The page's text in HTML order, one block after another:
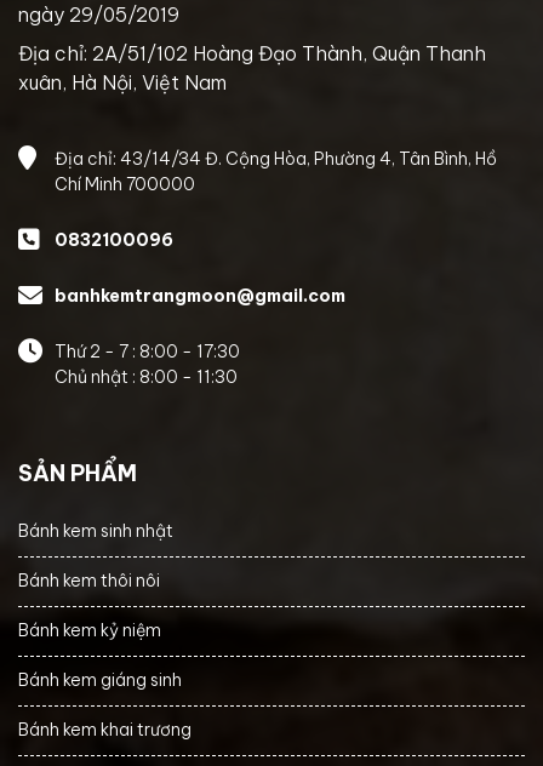
ngày 29/05/2019
Địa chỉ: 2A/51/102 Hoàng Đạo Thành, Quận Thanh
xuân, Hà Nội, Việt Nam
Địa chỉ: 43/14/34 Đ. Cộng Hòa, Phường 4, Tân Bình, Hồ
Chí Minh 700000
0832100096
banhkemtrangmoon@gmail.com
Thứ 2 - 7 : 8:00 - 17:30
Chủ nhật : 8:00 - 11:30
SẢN PHẨM
Bánh kem sinh nhật
Bánh kem thôi nôi
Bánh kem kỷ niệm
Bánh kem giáng sinh
Bánh kem khai trương